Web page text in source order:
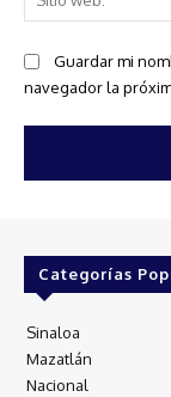
Guardar mi
navegador la
Categorías
Sinaloa
Mazatlán
Nacional